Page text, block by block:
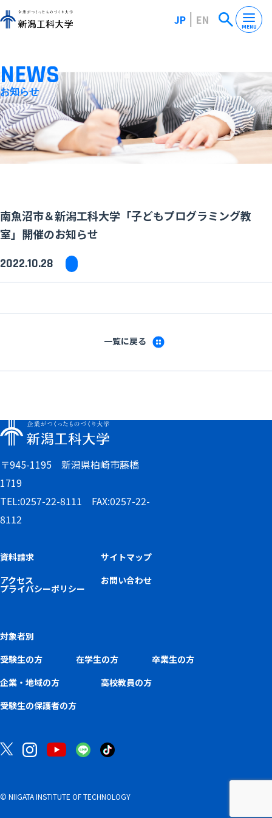
JP EN MENU
NEWS
お知らせ
南魚沼市＆新潟工科大学「子どもプログラミング教
室」開催のお知らせ
2022.10.28
一覧に戻る
〒945-1195 新潟県柏崎市藤橋
1719
TEL:0257-22-8111 FAX:0257-22-
8112
資料請求
サイトマップ
アクセス
お問い合わせ
プライバシーポリシー
対象者別
受験生の方
在学生の方
卒業生の方
企業・地域の方
高校教員の方
受験生の保護者の方
© NIIGATA INSTITUTE OF TECHNOLOGY